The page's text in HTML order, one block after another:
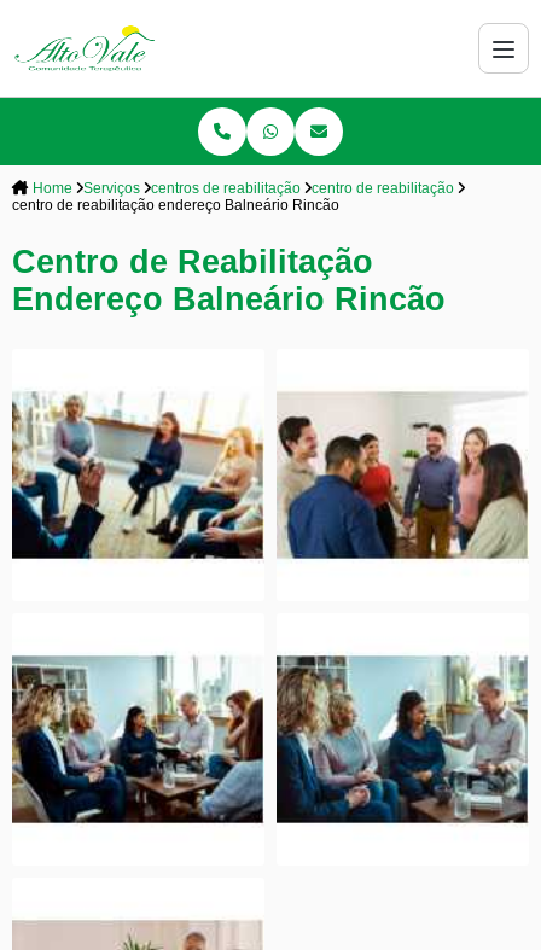
Home Serviços centros de reabilitação
centro de reabilitação
centro de reabilitação endereço Balneário Rincão
Centro de Reabilitação
Endereço Balneário Rincão